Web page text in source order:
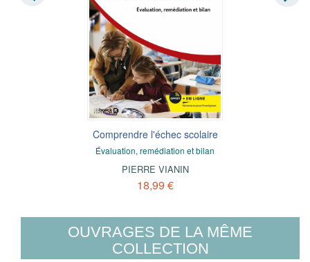
Comprendre l'échec scolaire
Évaluation, remédiation et bilan
PIERRE VIANIN
18,99 €
OUVRAGES DE LA MÊME
COLLECTION